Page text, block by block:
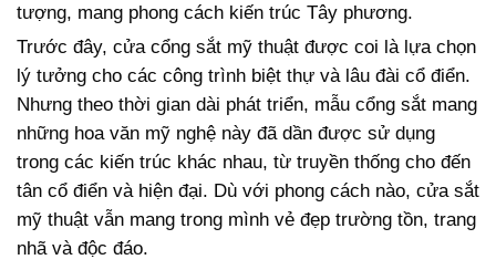
tượng, mang phong cách kiến trúc Tây phương.
Trước đây, cửa cổng sắt mỹ thuật được coi là lựa chọn
lý tưởng cho các công trình biệt thự và lâu đài cổ điển.
Nhưng theo thời gian dài phát triển, mẫu cổng sắt mang
những hoa văn mỹ nghệ này đã dần được sử dụng
trong các kiến trúc khác nhau, từ truyền thống cho đến
tân cổ điển và hiện đại. Dù với phong cách nào, cửa sắt
mỹ thuật vẫn mang trong mình vẻ đẹp trường tồn, trang
nhã và độc đáo.